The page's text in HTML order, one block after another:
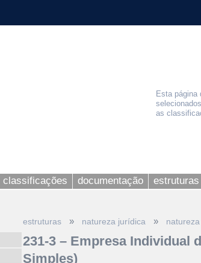
Esta
as
classificações documentação estruturas
estruturas » natureza jurídica »
231-3 – Empresa Individual
Simples)